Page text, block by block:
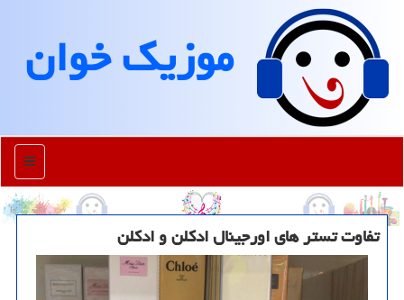
موزیك خوان
منو
تفاوت تستر های اورجینال ادكلن و ادكلن